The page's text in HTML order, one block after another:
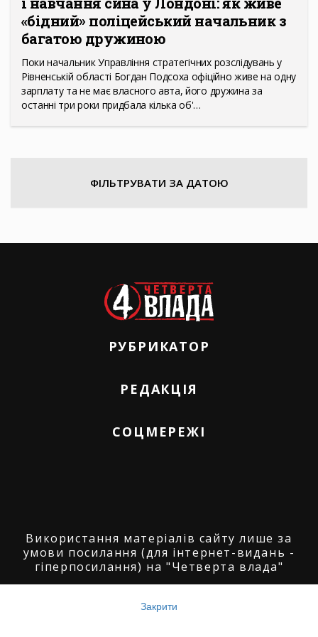
«бідний» поліцейський начальник з
багатою дружиною
Поки начальник Управління стратегічних розслідувань у
Рівненській області Богдан Подсоха офіційно живе на одну
зарплату та не має власного авта, його дружина за
останні три роки придбала кілька об'…
ФІЛЬТРУВАТИ ЗА ДАТОЮ
РУБРИКАТОР
РЕДАКЦІЯ
СОЦМЕРЕЖІ
Використання матеріалів сайту лише за
умови посилання (для інтернет-видань -
гіперпосилання) на "Четверта влада"
"Четверта влада": 2008-2026.
Закрити